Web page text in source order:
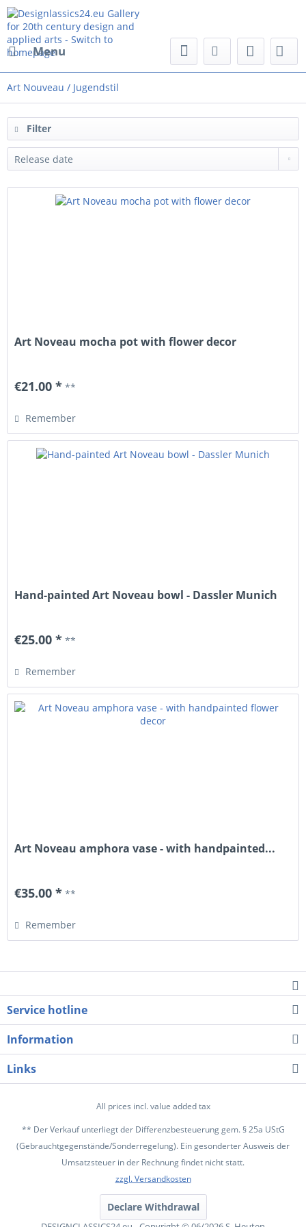
Menu
Art Nouveau / Jugendstil
Filter
Art Noveau mocha pot with flower decor
€21.00 * **
Remember
Hand-painted Art Noveau bowl - Dassler Munich
€25.00 * **
Remember
Art Noveau amphora vase - with handpainted...
€35.00 * **
Remember
Service hotline
Information
Links
All prices incl. value added tax
** Der Verkauf unterliegt der Differenzbesteuerung gem. § 25a UStG
(Gebrauchtgegenstände/Sonderregelung). Ein gesonderter Ausweis der
Umsatzsteuer in der Rechnung findet nicht statt.
zzgl. Versandkosten
Declare Withdrawal